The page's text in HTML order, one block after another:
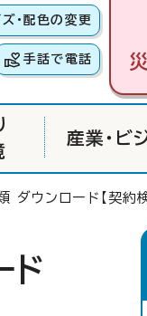
・配色の変更
手話で電話
産業・ビ
ウンロード【契約検
ド